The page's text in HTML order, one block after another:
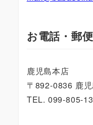
お電話・郵
鹿児島本店
〒892-0836 鹿
TEL. 099-805-